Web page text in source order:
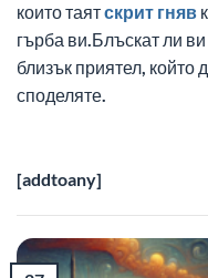
които таятскрит гняв
гърба ви.Блъскат ли
близък приятел, който
споделяте.
[addtoany]